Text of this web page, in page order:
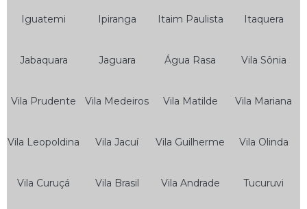
Serviço de Auto Socorro e Guincho 24hrs
Serviço de Auto Socorro Elétrico
Serviço de Guincho Auto Socorro
Iguatemi Ipiranga Itaim Paulista Itaquera
Jabaquara Jaguara Água Rasa Vila Sônia
Vila Prudente Vila Medeiros Vila Matilde Vila Mariana
Vila Leopoldina Vila Jacuí Vila Guilherme Vila Olinda
Vila Curuçá Vila Brasil Vila Andrade Tucuruvi